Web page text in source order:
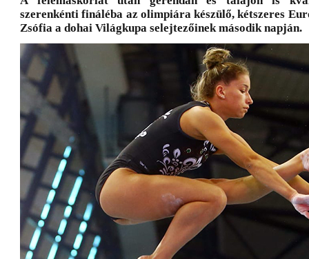
szerenkénti fináléba az olimpiára készülő, kétszeres
Zsófia a dohai Világkupa selejtezőinek második napján.